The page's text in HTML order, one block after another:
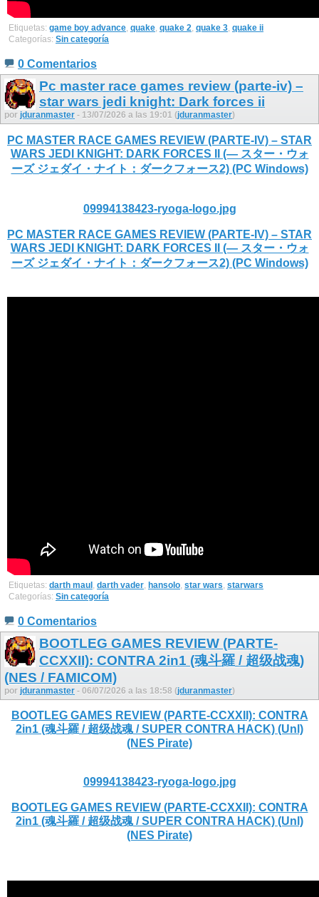
Etiquetas: game boy advance, quake, quake 2, quake 3, quake ii
Categorías: Sin categoría
0 Comentarios
Pc master race games review (parte-iv) –
star wars jedi knight: Dark forces ii
por jduranmaster - 13/07/2026 a las 19:01 (jduranmaster)
PC MASTER RACE GAMES REVIEW (PARTE-IV) – STAR
WARS JEDI KNIGHT: DARK FORCES II (— スター・ウォ
ーズ ジェダイ・ナイト：ダークフォース2) (PC Windows)
09994138423-ryoga-logo.jpg
PC MASTER RACE GAMES REVIEW (PARTE-IV) – STAR
WARS JEDI KNIGHT: DARK FORCES II (— スター・ウォ
ーズ ジェダイ・ナイト：ダークフォース2) (PC Windows)
Etiquetas: darth maul, darth vader, hansolo, star wars, starwars
Categorías: Sin categoría
0 Comentarios
BOOTLEG GAMES REVIEW (PARTE-
CCXXII): CONTRA 2in1 (魂斗羅 / 超级战魂)
(NES / FAMICOM)
por jduranmaster - 06/07/2026 a las 18:58 (jduranmaster)
BOOTLEG GAMES REVIEW (PARTE-CCXXII): CONTRA
2in1 (魂斗羅 / 超级战魂 / SUPER CONTRA HACK) (Unl)
(NES Pirate)
09994138423-ryoga-logo.jpg
BOOTLEG GAMES REVIEW (PARTE-CCXXII): CONTRA
2in1 (魂斗羅 / 超级战魂 / SUPER CONTRA HACK) (Unl)
(NES Pirate)